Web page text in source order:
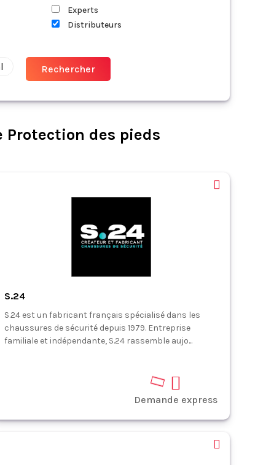
Experts
Distributeurs
des pieds
S.24
S.24 est un fabricant français spécialisé dans les
chaussures de sécurité depuis 1979. Entreprise
familiale et indépendante, S.24 rassemble aujo...
Demande express